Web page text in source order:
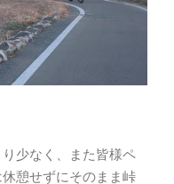
少なく、また皆様ペ
憩せずにそのまま峠